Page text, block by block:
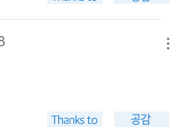
면 좋았을걸, 그때 이렇게
절 자신을 돌보는 마음을
기 첫날이면 ‘나’는 언제나